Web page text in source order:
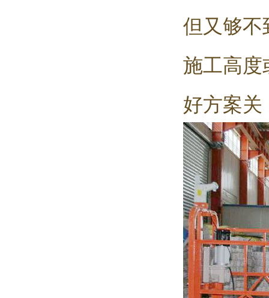
但又够
施工高
好方案